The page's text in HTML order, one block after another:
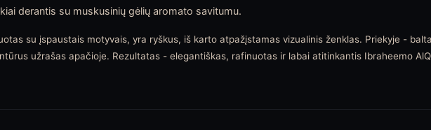
derantis su muskusinių gėlių aromato savitumu.
su įspaustais motyvais, yra ryškus, iš karto atpažįstamas vizualinis ženklas. Priekyje -
užrašas apačioje. Rezultatas - elegantiškas, rafinuotas ir labai atitinkantis Ibraheemo